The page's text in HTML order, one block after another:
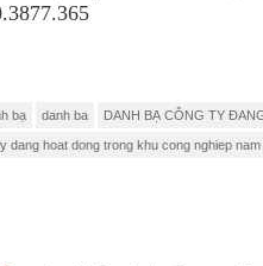
bạ danh ba DANH BẠ CÔNG TY
dang hoat dong trong khu cong nghiep